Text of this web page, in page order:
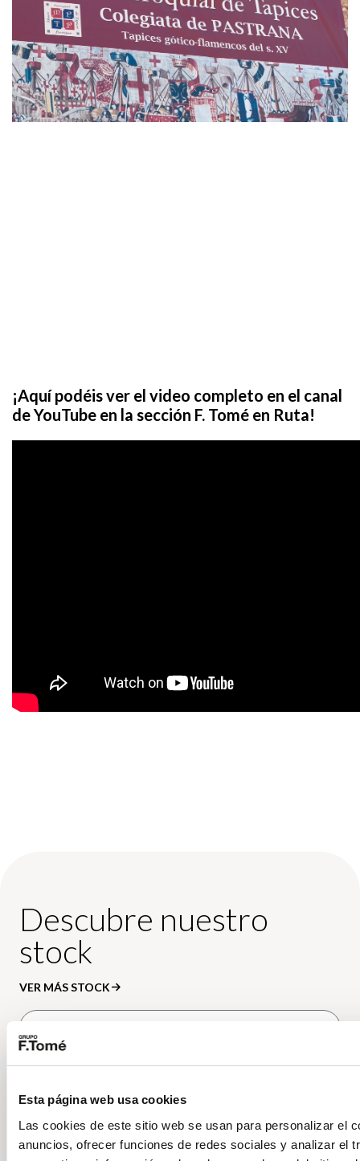
Esta página web usa cookies
Las cookies de este sitio web se usan para personalizar el
anuncios, ofrecer funciones de redes sociales y analizar el
¡Aquí podéis ver el video completo en el canal
de YouTube en la sección F. Tomé en Ruta!
Descubre nuestro
stock
VER MÁS STOCK
Volkswagen Vehículo nuevo